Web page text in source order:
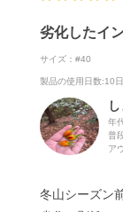
劣化したイ
サイズ：#40
製品の使用日数:10
年
普
ア
冬山シーズン